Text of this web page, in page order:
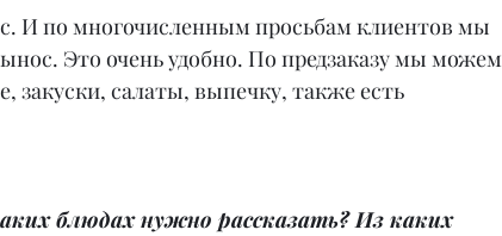
И по многочисленным просьбам клиентов мы
Это очень удобно. По предзаказу мы можем
закуски, салаты, выпечку, также есть
блюдах нужно рассказать? Из каких